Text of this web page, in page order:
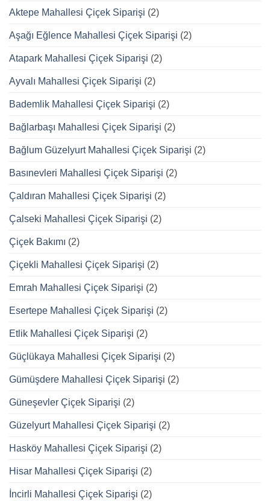
Aktepe Mahallesi Çiçek Siparişi (2)
Aşağı Eğlence Mahallesi Çiçek Siparişi (2)
Atapark Mahallesi Çiçek Siparişi (2)
Ayvalı Mahallesi Çiçek Siparişi (2)
Bademlik Mahallesi Çiçek Siparişi (2)
Bağlarbaşı Mahallesi Çiçek Siparişi (2)
Bağlum Güzelyurt Mahallesi Çiçek Siparişi (2)
Basınevleri Mahallesi Çiçek Siparişi (2)
Çaldıran Mahallesi Çiçek Siparişi (2)
Çalseki Mahallesi Çiçek Siparişi (2)
Çiçek Bakımı (2)
Çiçekli Mahallesi Çiçek Siparişi (2)
Emrah Mahallesi Çiçek Siparişi (2)
Esertepe Mahallesi Çiçek Siparişi (2)
Etlik Mahallesi Çiçek Siparişi (2)
Güçlükaya Mahallesi Çiçek Siparişi (2)
Gümüşdere Mahallesi Çiçek Siparişi (2)
Güneşevler Çiçek Siparişi (2)
Güzelyurt Mahallesi Çiçek Siparişi (2)
Hasköy Mahallesi Çiçek Siparişi (2)
Hisar Mahallesi Çiçek Siparişi (2)
İncirli Mahallesi Çiçek Siparişi (2)